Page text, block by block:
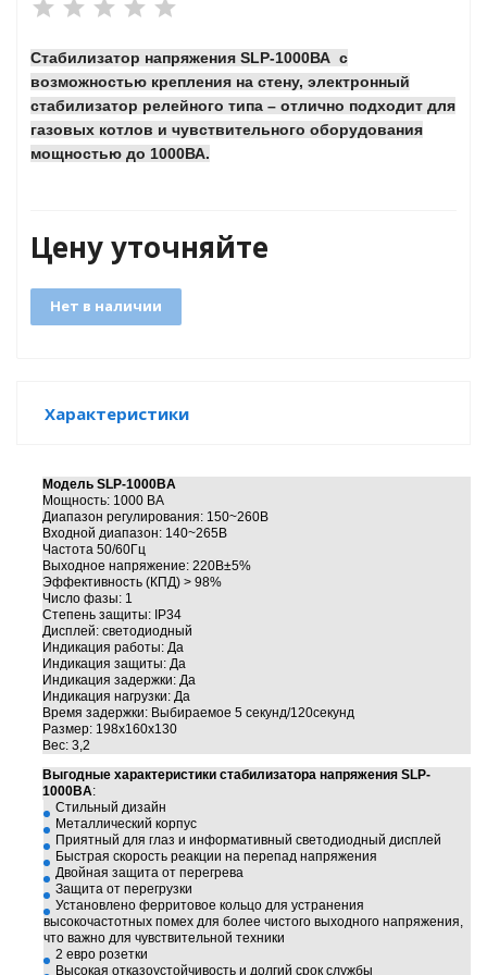
для
промышленности
батареи
систем
Delta
для газовых и
отопления
питания
котла
Стабилизатор напряжения SLP-1000ВА с
возможностью крепления на стену, электронный
стабилизатор релейного типа – отлично подходит для
газовых котлов и чувствительного оборудования
мощностью до 1000ВА.
Цену уточняйте
Нет в наличии
Характеристики
Модель SLP-1000BA
Мощность: 1000 ВА
Диапазон регулирования: 150~260В
Входной диапазон: 140~265В
Частота 50/60Гц
Выходное напряжение: 220В±5%
Эффективность (КПД) > 98%
Число фазы: 1
Степень защиты: IP34
Дисплей: светодиодный
Индикация работы: Да
Индикация защиты: Да
Индикация задержки: Да
Индикация нагрузки: Да
Время задержки: Выбираемое 5 секунд/120секунд
Размер: 198x160x130
Вес: 3,2
Выгодные характеристики стабилизатора напряжения SLP-
1000BA:
Стильный дизайн
Металлический корпус
Приятный для глаз и информативный светодиодный дисплей
Быстрая скорость реакции на перепад напряжения
Двойная защита от перегрева
Защита от перегрузки
Установлено ферритовое кольцо для устранения
высокочастотных помех для более чистого выходного напряжения,
что важно для чувствительной техники
2 евро розетки
Высокая отказоустойчивость и долгий срок службы